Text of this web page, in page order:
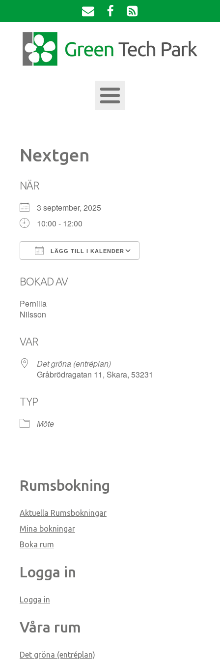
Nextgen
NÄR
3 september, 2025
10:00 - 12:00
LÄGG TILL I KALENDER
BOKAD AV
Pernilla
Nilsson
VAR
Det gröna (entréplan)
Gråbrödragatan 11, Skara, 53231
TYP
Möte
Rumsbokning
Aktuella Rumsbokningar
Mina bokningar
Boka rum
Logga in
Logga in
Våra rum
Det gröna (entréplan)